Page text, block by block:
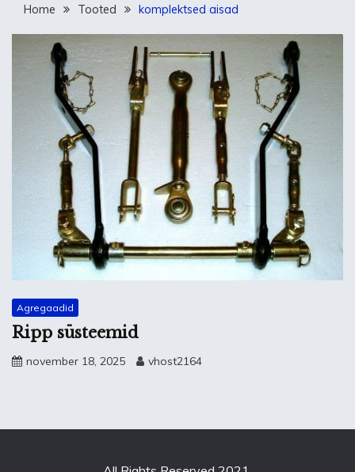
Home Tooted komplektsed aisad
Agregaadid
Ripp süsteemid
november 18, 2025 vhost2164